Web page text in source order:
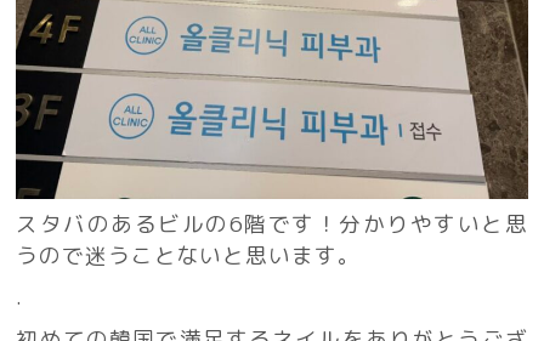
スタバのあるビルの6階です！分かりやすいと思
うので迷うことないと思います。
.